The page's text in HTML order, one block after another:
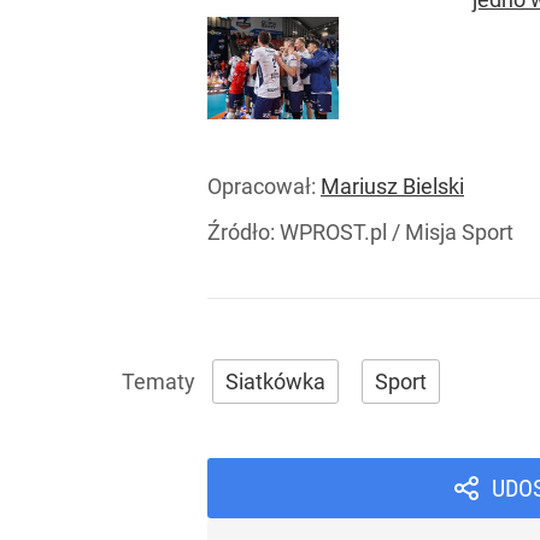
Opracował: Mariusz Bielski
Źródło: WPROST.pl / Misja Sport
Siatkówka Sport